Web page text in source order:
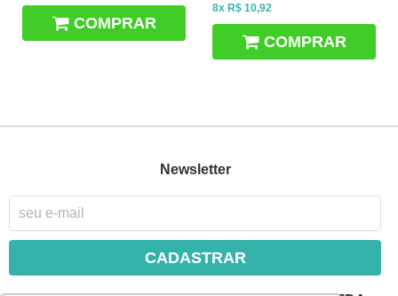
COMPRAR
8x R$ 10,92
COMPRAR
Newsletter
CADASTRAR